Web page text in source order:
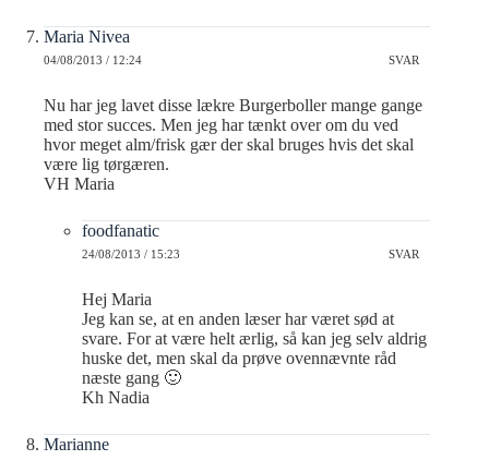
Maria Nivea
04/08/2013 / 12:24 SVAR
Nu har jeg lavet disse lækre Burgerboller mange gange
med stor succes. Men jeg har tænkt over om du ved
hvor meget alm/frisk gær der skal bruges hvis det skal
være lig tørgæren.
VH Maria
foodfanatic
24/08/2013 / 15:23 SVAR
Hej Maria
Jeg kan se, at en anden læser har været sød at
svare. For at være helt ærlig, så kan jeg selv aldrig
huske det, men skal da prøve ovennævnte råd
næste gang 🙂
Kh Nadia
Marianne